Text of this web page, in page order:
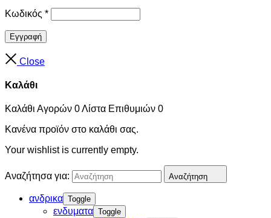
Κωδικός *
Εγγραφή
Close
Καλάθι
Καλάθι Αγορών 0Λίστα Επιθυμιών 0
Κανένα προϊόν στο καλάθι σας.
Your wishlist is currently empty.
Αναζήτησα για: Αναζήτηση
ανδρικα Toggle
ενδυματα Toggle